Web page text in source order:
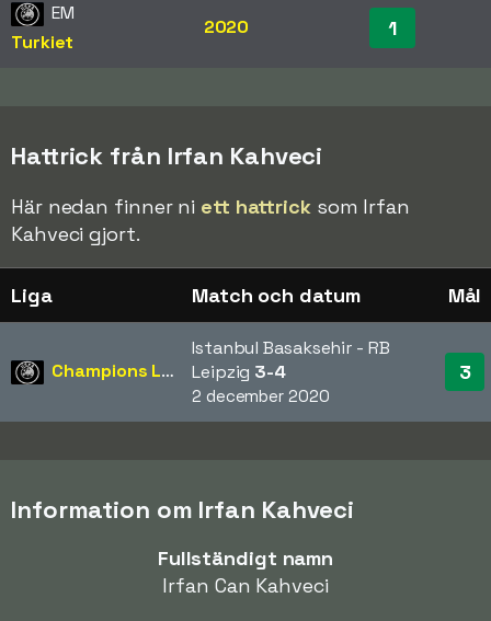
EM
Turkiet
2020 1
Hattrick från Irfan Kahveci
Här nedan finner ni ett hattricksom Irfan
Kahveci gjort.
Liga Match och datum Mål
Champions League
Istanbul Basaksehir - RB
Leipzig 3-4
2 december 2020
3
Information om Irfan Kahveci
Fullständigt namn
Irfan Can Kahveci